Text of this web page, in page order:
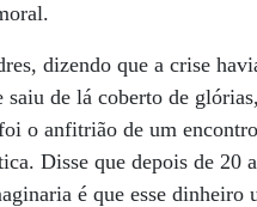
dizendo que a crise
de lá coberto de
o anfitrião de um
Disse que depois de 20
é que esse dinheiro